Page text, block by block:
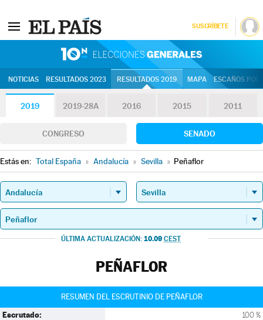
SUSCRÍBETE
NOTICIAS RESULTADOS 2023 RESULTADOS 2019 MAPA ESCAÑOS
2019 2019-28A 2016 2015 2011
CONGRESO SENADO
Estás en: Total España » Andalucía » Sevilla » Peñaflor
ÚLTIMA ACTUALIZACIÓN: 10.09 CEST
PEÑAFLOR
RESUMEN DEL ESCRUTINIO DE PEÑAFLOR
Escrutado: 100 %